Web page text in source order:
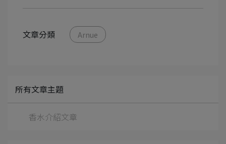
文章分類 Arnue
所有文章主題
香水介紹文章